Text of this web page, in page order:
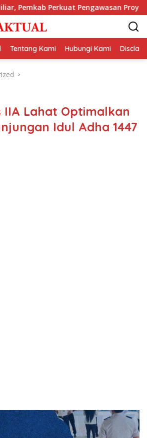
Pengawasan Proyek
Tentang Kami Hubungi Kami
IIA Lahat Optimalkan
Idul Adha 1447